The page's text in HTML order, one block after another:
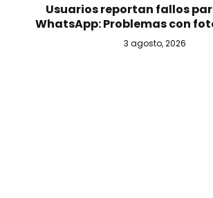
Usuarios reportan fallos
WhatsApp: Problemas con
3 agosto, 2026